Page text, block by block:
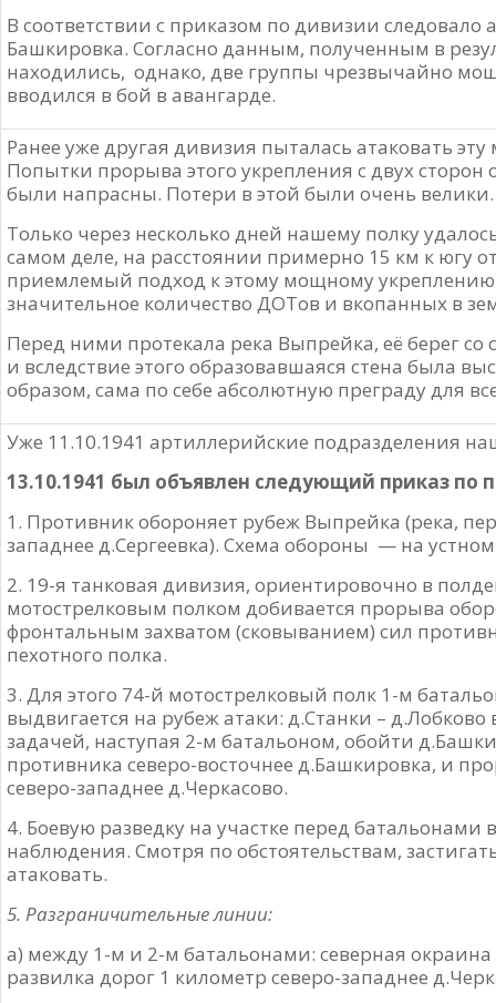
В соответствии с приказом по дивизии следовало
Башкировка. Согласно данным, полученным в
находились, однако, две группы чрезвычайно
вводился в бой в авангарде.
Ранее уже другая дивизия пыталась атаковать
Попытки прорыва этого укрепления с двух
были напрасны. Потери в этой были очень велики.
Только через несколько дней нашему полку
самом деле, на расстоянии примерно 15 км к югу
приемлемый подход к этому мощному
значительное количество ДОТов и вкопанных в
Перед ними протекала река Выпрейка, её берег
и вследствие этого образовавшаяся стена была
образом, сама по себе абсолютную преграду для
Уже 11.10.1941 артиллерийские подразделения
13.10.1941 был объявлен следующий приказ по
1. Противник обороняет рубеж Выпрейка (река,
западнее д.Сергеевка). Схема обороны — на
2. 19-я танковая дивизия, ориентировочно в
мотострелковым полком добивается прорыва
фронтальным захватом (сковыванием) сил
пехотного полка.
3. Для этого 74-й мотострелковый полк 1-м
выдвигается на рубеж атаки: д.Станки –
задачей, наступая 2-м батальоном, обойти
противника северо-восточнее д.Башкировка, и
северо-западнее д.Черкасово.
4. Боевую разведку на участке перед
наблюдения. Смотря по обстоятельствам,
атаковать.
5. Разграничительные линии:
а) между 1-м и 2-м батальонами: северная
развилка дорог 1 километр северо-западнее